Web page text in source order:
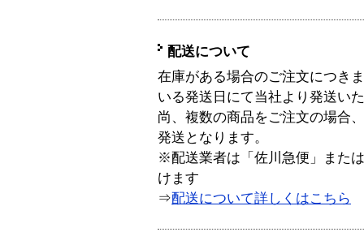
配送について
在庫がある場合のご注文につき
いる発送日にて当社より発送い
尚、複数の商品をご注文の場合
発送となります。
※配送業者は「佐川急便」また
けます
⇒配送について詳しくはこちら